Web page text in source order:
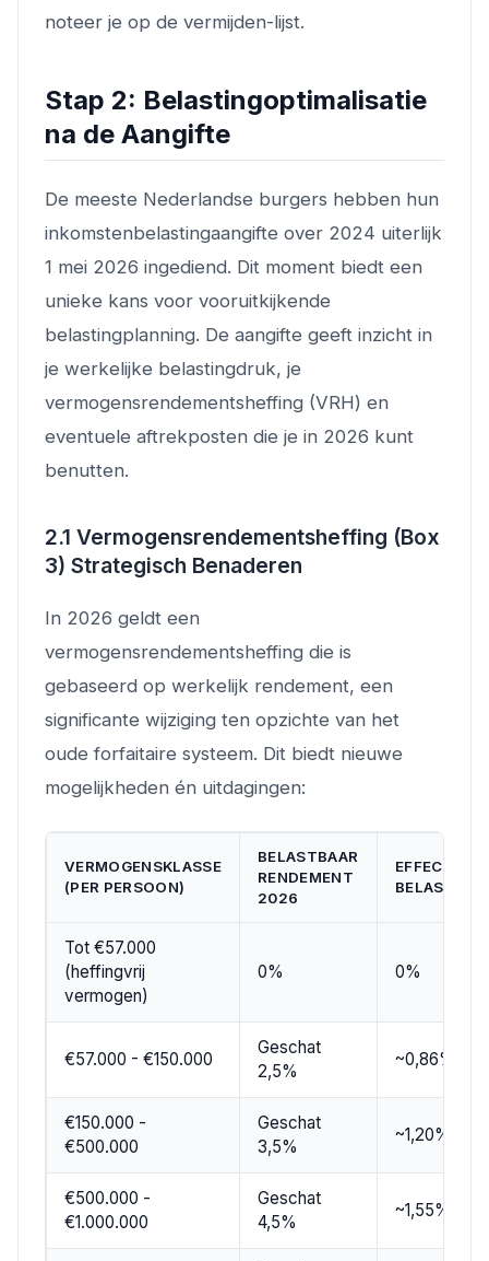
noteer je op de vermijden-lijst.
Stap 2: Belastingoptimalisatie
na de Aangifte
De meeste Nederlandse burgers hebben hun
inkomstenbelastingaangifte over 2024 uiterlijk
1 mei 2026 ingediend. Dit moment biedt een
unieke kans voor vooruitkijkende
belastingplanning. De aangifte geeft inzicht in
je werkelijke belastingdruk, je
vermogensrendementsheffing (VRH) en
eventuele aftrekposten die je in 2026 kunt
benutten.
2.1 Vermogensrendementsheffing (Box
3) Strategisch Benaderen
In 2026 geldt een
vermogensrendementsheffing die is
gebaseerd op werkelijk rendement, een
significante wijziging ten opzichte van het
oude forfaitaire systeem. Dit biedt nieuwe
mogelijkheden én uitdagingen:
VERMOGENSKLASSE
(PER PERSOON)
BELASTBAAR
RENDEMENT
2026
EFFECTIEVE
Tot €57.000
(heffingvrij
vermogen)
0% 0%
€57.000 - €150.000
Geschat
2,5%
~0,86%
€150.000 -
€500.000
Geschat
3,5%
~1,20%
€500.000 -
€1.000.000
Geschat
4,5%
~1,55%